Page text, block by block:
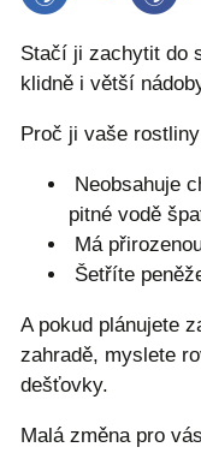
Stačí ji zachytit do
klidně i větší
Proč ji vaše
Neobsahuje
pitné vodě
Má
Šetříte
A pokud plánujete
zahradě, myslete
dešťovky.
Malá změna pro